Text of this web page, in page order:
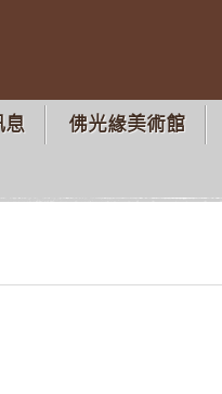
息 佛光緣美術館